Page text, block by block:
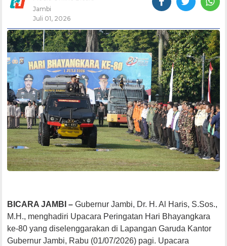
Jambi
Juli 01, 2026
BICARA JAMBI – Gubernur Jambi, Dr. H. Al Haris, S.Sos.,
M.H., menghadiri Upacara Peringatan Hari Bhayangkara
ke-80 yang diselenggarakan di Lapangan Garuda Kantor
Gubernur Jambi, Rabu (01/07/2026) pagi. Upacara